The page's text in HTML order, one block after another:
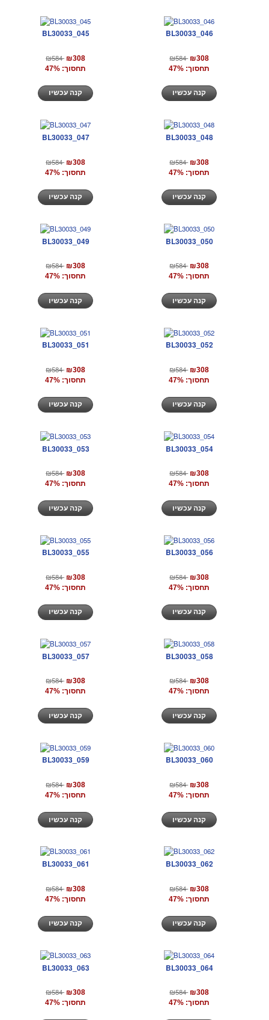
BL30033_045
₪584 ₪308
תחסוך: 47%
BL30033_046
₪584 ₪308
תחסוך: 47%
BL30033_047
₪584 ₪308
תחסוך: 47%
BL30033_048
₪584 ₪308
תחסוך: 47%
BL30033_049
₪584 ₪308
תחסוך: 47%
BL30033_050
₪584 ₪308
תחסוך: 47%
BL30033_051
₪584 ₪308
תחסוך: 47%
BL30033_052
₪584 ₪308
תחסוך: 47%
BL30033_053
₪584 ₪308
תחסוך: 47%
BL30033_054
₪584 ₪308
תחסוך: 47%
BL30033_055
₪584 ₪308
תחסוך: 47%
BL30033_056
₪584 ₪308
תחסוך: 47%
BL30033_057
₪584 ₪308
תחסוך: 47%
BL30033_058
₪584 ₪308
תחסוך: 47%
BL30033_059
₪584 ₪308
תחסוך: 47%
BL30033_060
₪584 ₪308
תחסוך: 47%
BL30033_061
₪584 ₪308
תחסוך: 47%
BL30033_062
₪584 ₪308
תחסוך: 47%
BL30033_063
₪584 ₪308
תחסוך: 47%
BL30033_064
₪584 ₪308
תחסוך: 47%